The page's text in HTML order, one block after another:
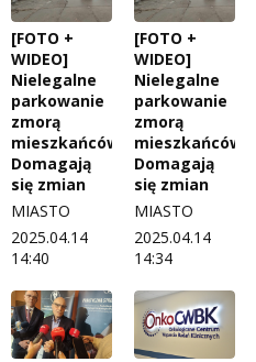
[FOTO +
WIDEO]
Nielegalne
parkowanie
zmorą
mieszkańców.
Domagają
się zmian
MIASTO
2025.04.14
14:40
[FOTO +
WIDEO]
Nielegalne
parkowanie
zmorą
mieszkańców.
Domagają
się zmian
MIASTO
2025.04.14
14:34